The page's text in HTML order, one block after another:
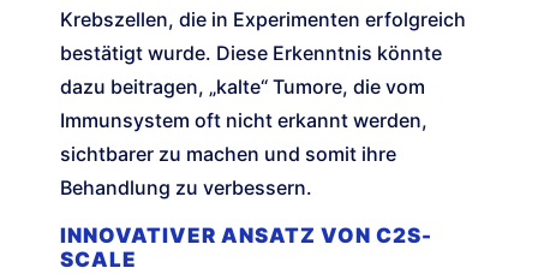
Krebszellen, die in Experimenten erfolgreich
bestätigt wurde. Diese Erkenntnis könnte
dazu beitragen, „kalte“ Tumore, die vom
Immunsystem oft nicht erkannt werden,
sichtbarer zu machen und somit ihre
Behandlung zu verbessern.
INNOVATIVER ANSATZ VON C2S-
SCALE